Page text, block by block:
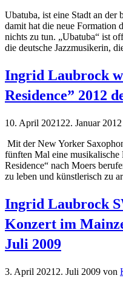
Ubatuba, ist eine Stadt an der
damit hat die neue Formation
nichts zu tun. „Ubatuba“ ist
die deutsche Jazzmusikerin,
Ingrid Laubrock
Residence” 2012
10. April 2021 22. Januar 2012
Mit der New Yorker
fünften Mal eine musikalische
Residence“ nach Moers
zu leben und künstlerisch zu
Ingrid Laubrock
Konzert im
Juli 2009
3. April 2021 2. Juli 2009 von